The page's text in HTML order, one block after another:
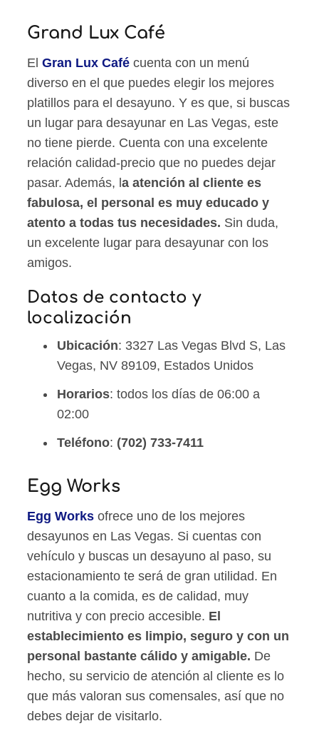
Grand Lux Café
ElGran Lux Café cuenta con un menú
diverso en el que puedes elegir los mejores
platillos para el desayuno. Y es que, si buscas
un lugar para desayunar en Las Vegas, este
no tiene pierde. Cuenta con una excelente
relación calidad-precio que no puedes dejar
pasar. Además, la atención al cliente es
fabulosa, el personal es muy educado y
atento a todas tus necesidades. Sin duda,
un excelente lugar para desayunar con los
amigos.
Datos de contacto y
localización
Ubicación: 3327 Las Vegas Blvd S, Las
Vegas, NV 89109, Estados Unidos
Horarios: todos los días de 06:00 a
02:00
Teléfono: (702) 733-7411
Egg Works
Egg Works ofrece uno de los mejores
desayunos en Las Vegas. Si cuentas con
vehículo y buscas un desayuno al paso, su
estacionamiento te será de gran utilidad. En
cuanto a la comida, es de calidad, muy
nutritiva y con precio accesible. El
establecimiento es limpio, seguro y con un
personal bastante cálido y amigable. De
hecho, su servicio de atención al cliente es lo
que más valoran sus comensales, así que no
debes dejar de visitarlo.